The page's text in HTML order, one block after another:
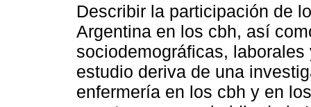
Describir la participación de
Argentina en los cbh, así
sociodemográficas,
estudio deriva de una
enfermería en los cbh y en